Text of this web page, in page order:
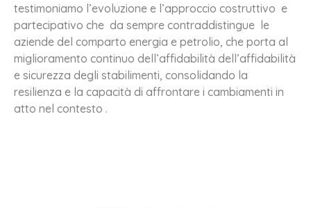
testimoniamo l’evoluzione e l’approccio costruttivo e
partecipativo che da sempre contraddistingue le
aziende del comparto energia e petrolio, che porta al
miglioramento continuo dell’affidabilità dell’affidabilità
e sicurezza degli stabilimenti, consolidando la
resilienza e la capacità di affrontare i cambiamenti in
atto nel contesto .